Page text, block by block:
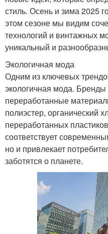
стиль. Осень и зима 2025
этом сезоне мы видим
технологий и винтажных
уникальный и
Экологичная мода
Одним из ключевых
экологичная мода.
переработанные
полиэстер, органический
переработанных
соответствует
но и привлекает
заботятся о планете.